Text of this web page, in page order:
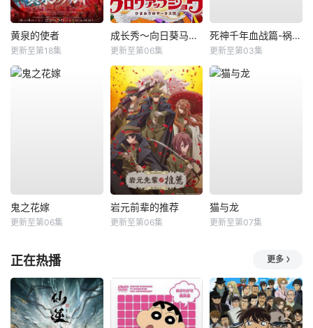
黄泉的使者
更新至第18集
成长秀～向日葵马戏团～
更新至第06集
死神千年血战篇-祸进谭-
更新至第03集
鬼之花嫁
更新至第06集
岩元前辈的推荐
更新至第06集
猫与龙
更新至第07集
正在热播 更多